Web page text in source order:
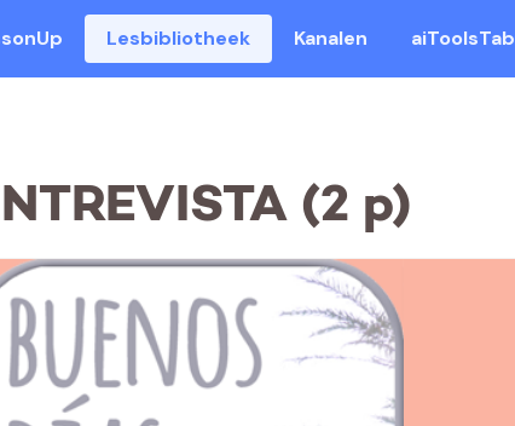
Lesbibliotheek Kanalen aiToolsTab
(2 p)